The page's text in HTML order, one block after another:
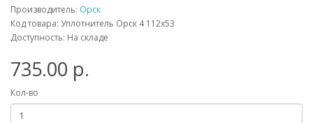
Производитель: Орск
Код товара: Уплотнитель Орск 4 112х53
Доступность: На складе
735.00 р.
Кол-во